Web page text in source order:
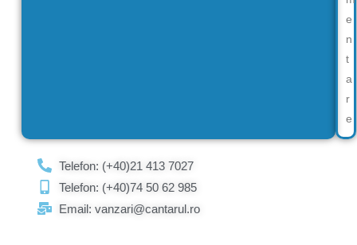
e
n
t
a
r
e
Telefon: (+40)21 413 7027
Telefon: (+40)74 50 62 985
Email: vanzari@cantarul.ro